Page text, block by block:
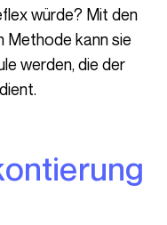
würde? Mit den
Methode kann sie
werden, die der